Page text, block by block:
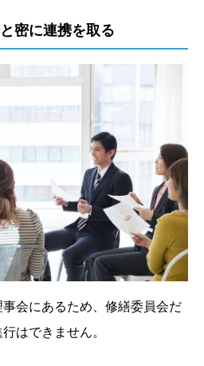
密に連携を取る
会にあるため、修繕委員会だ
はできません。